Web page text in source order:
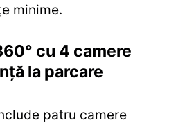
minime.
cu 4 camere
la parcare
patru camere